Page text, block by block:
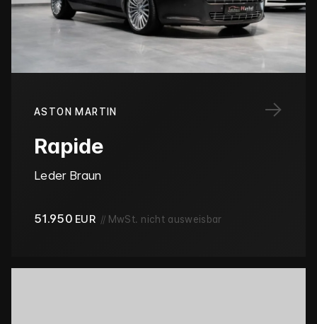
→
ASTON MARTIN
Rapide
Leder Braun
51.950 EUR // MwSt. nicht ausweisbar